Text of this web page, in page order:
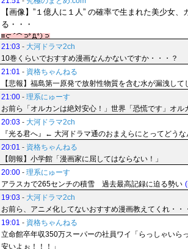
【画像】”１億人に１人” の確率で生まれた美少女、
る・・・
21:03 - 大河ドラマ2ch
10巻くらいでおすすめ漫画なんかないですか・・・？
21:01 - 資格ちゃんねる
【悲報】福島第一原発で放射性物質を含む水が漏洩して
21:00 - 理系にゅーす
お前ら「オルカンは絶対安心！」世界「恐慌です」オル
20:03 - 大河ドラマ2ch
『光る君へ』← 大河ドラマ通のおまえらにとってどうな
20:01 - 資格ちゃんねる
【朗報】小学館「漫画家に屈してはならない！」
20:00 - 理系にゅーす
アラスカで265センチの積雪 過去最高記録に迫る勢い
19:03 - 大河ドラマ2ch
お前ら、アニメ化してないおすすめ漫画教えてくれ・・
19:01 - 資格ちゃんねる
立命館卒年収350万スーパーの社員ワイ「らっしゃいら
安いよぉ！！！」